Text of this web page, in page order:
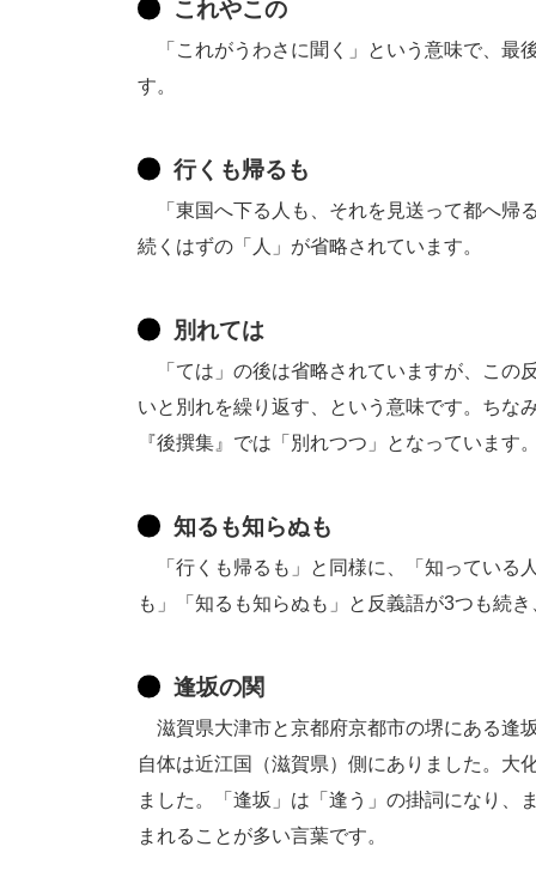
これやこの
「これがうわさに聞く」という意味で、最
す。
行くも帰るも
「東国へ下る人も、それを見送って都へ帰
続くはずの「人」が省略されています。
別れては
「ては」の後は省略されていますが、この
いと別れを繰り返す、という意味です。ちな
『後撰集』では「別れつつ」となっています
知るも知らぬも
「行くも帰るも」と同様に、「知っている
も」「知るも知らぬも」と反義語が3つも続
逢坂の関
滋賀県大津市と京都府京都市の堺にある逢
自体は近江国（滋賀県）側にありました。大
ました。「逢坂」は「逢う」の掛詞になり、
まれることが多い言葉です。